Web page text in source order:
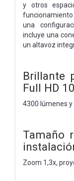
y otros
una
incluye una
un altavoz
Brillante
Full HD
4300 lúmenes
Tamaño
Zoom 1,3x,